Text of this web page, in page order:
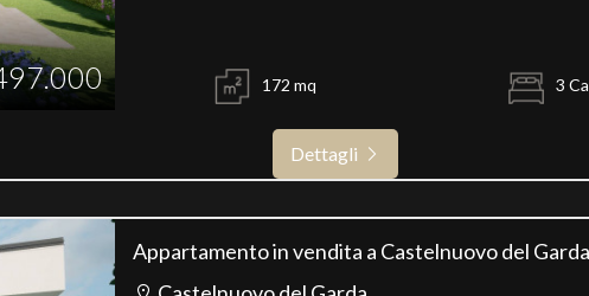
172 mq 3
Dettagli
Appartamento in vendita a Castelnuovo del Garda